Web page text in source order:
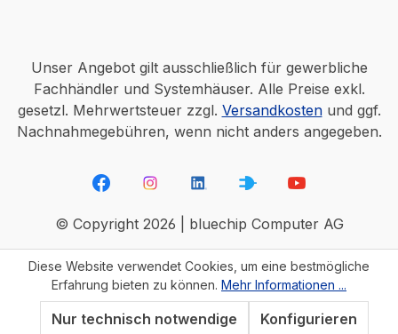
Unser Angebot gilt ausschließlich für gewerbliche
Fachhändler und Systemhäuser. Alle Preise exkl.
gesetzl. Mehrwertsteuer zzgl. Versandkostenund ggf.
Nachnahmegebühren, wenn nicht anders angegeben.
© Copyright 2026 | bluechip Computer AG
Diese Website verwendet Cookies, um eine bestmögliche
Erfahrung bieten zu können. Mehr Informationen ...
Nur technisch notwendige Konfigurieren